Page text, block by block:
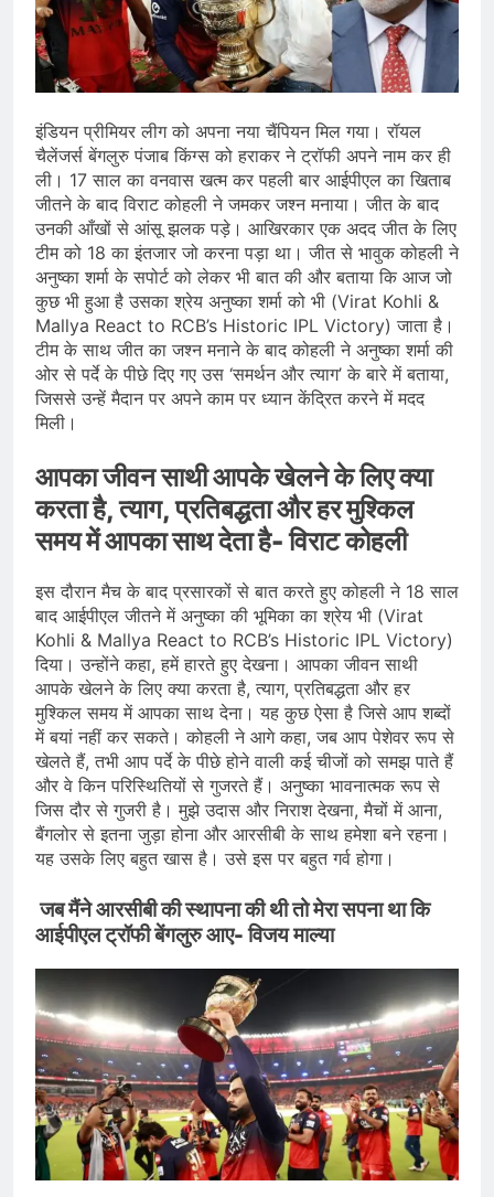
प्रदर्शन तेज़, PM आवास मार्च रोका गया,
सरकार से तीन बड़ी मांगें
August 5, 2026
सावन और आगामी त्योहारों को लेकर देशभर में
तैयारियाँ तेज़, सांस्कृतिक कार्यक्रमों और
धार्मिक आयोजनों की धूम
राष्ट्रीय हथकरघा दिवस की तैयारियाँ तेज़,
देशभर में विशेष कार्यक्रमों के जरिए भारतीय
बुनकरों और पारंपरिक वस्त्रों को मिलेगा बढ़ावा
August 2, 2026
इंडियन प्रीमियर लीग को अपना नया चैंपियन मिल गया। रॉयल
चैलेंजर्स बेंगलुरु पंजाब किंग्स को हराकर ने ट्रॉफी अपने नाम कर ही
ली। 17 साल का वनवास खत्म कर पहली बार आईपीएल का खिताब
जीतने के बाद विराट कोहली ने जमकर जश्न मनाया। जीत के बाद
उनकी आँखों से आंसू झलक पड़े। आखिरकार एक अदद जीत के लिए
टीम को 18 का इंतजार जो करना पड़ा था। जीत से भावुक कोहली ने
अनुष्का शर्मा के सपोर्ट को लेकर भी बात की और बताया कि आज जो
कुछ भी हुआ है उसका श्रेय अनुष्का शर्मा को भी (Virat Kohli &
Mallya React to RCB’s Historic IPL Victory) जाता है।
टीम के साथ जीत का जश्न मनाने के बाद कोहली ने अनुष्का शर्मा की
ओर से पर्दे के पीछे दिए गए उस ‘समर्थन और त्याग’ के बारे में बताया,
जिससे उन्हें मैदान पर अपने काम पर ध्यान केंद्रित करने में मदद
मिली।
आपका जीवन साथी आपके खेलने के लिए क्या
करता है, त्याग, प्रतिबद्धता और हर मुश्किल
समय में आपका साथ देता है- विराट कोहली
इस दौरान मैच के बाद प्रसारकों से बात करते हुए कोहली ने 18 साल
बाद आईपीएल जीतने में अनुष्का की भूमिका का श्रेय भी (Virat
Kohli & Mallya React to RCB’s Historic IPL Victory)
दिया। उन्होंने कहा, हमें हारते हुए देखना। आपका जीवन साथी
आपके खेलने के लिए क्या करता है, त्याग, प्रतिबद्धता और हर
मुश्किल समय में आपका साथ देना। यह कुछ ऐसा है जिसे आप शब्दों
में बयां नहीं कर सकते। कोहली ने आगे कहा, जब आप पेशेवर रूप से
खेलते हैं, तभी आप पर्दे के पीछे होने वाली कई चीजों को समझ पाते हैं
और वे किन परिस्थितियों से गुजरते हैं। अनुष्का भावनात्मक रूप से
जिस दौर से गुजरी है। मुझे उदास और निराश देखना, मैचों में आना,
बैंगलोर से इतना जुड़ा होना और आरसीबी के साथ हमेशा बने रहना।
यह उसके लिए बहुत खास है। उसे इस पर बहुत गर्व होगा।
जब मैंने आरसीबी की स्थापना की थी तो मेरा सपना था कि
आईपीएल ट्रॉफी बेंगलुरु आए- विजय माल्या